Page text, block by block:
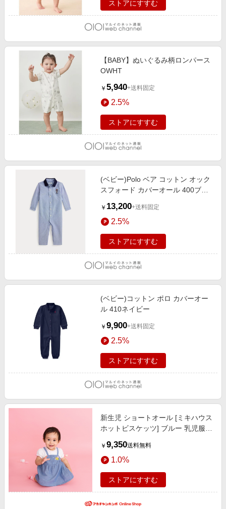
ストアにすすむ
【BABY】ぬいぐるみ柄ロンパース
OWHT
￥ 5,940+送料固定
2.5%
ストアにすすむ
(ベビー)Polo ベア コットン オック
スフォード カバーオール 400ブル
￥ 13,200+送料固定
2.5%
ストアにすすむ
(ベビー)コットン ポロ カバーオー
ル 410ネイビー
￥ 9,900+送料固定
2.5%
ストアにすすむ
新生児 ショートオール [ミキハウス
ホットビスケッツ] ブルー 乳児服・
児服・乳児服（50〜80cm） カバー
オール
￥ 9,350送料無料
1.0%
ストアにすすむ